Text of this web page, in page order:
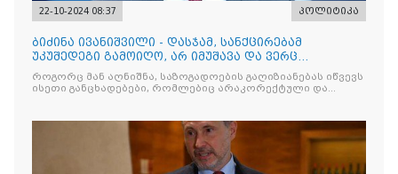
22-10-2024 08:37 პოლიტიკა
ბიძინა ივანიშვილი - დასჯამ, სანქცირებამ
უკუშედეგი გამოიღო, არ იმუშავა და ვერც
იმუშავებს, საზოგადოება უფრო ღიზიანდება
განცხადებებით, რომლებიც არაკორექტულია და
როგორც მან აღნიშნა, საზოგადოების გაღიზიანებას იწვევს
ისეთი განცხადებები, რომლებიც არაკორექტული და